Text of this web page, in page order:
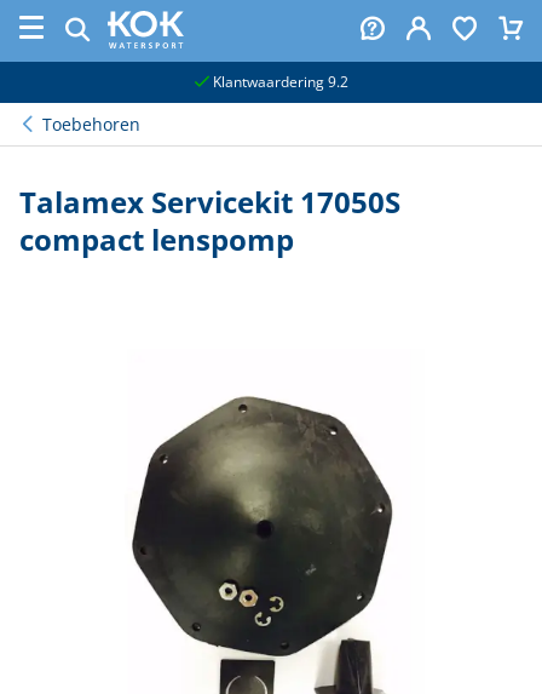
Klantwaardering 9.2
Toebehoren
Talamex Servicekit 17050S
compact lenspomp